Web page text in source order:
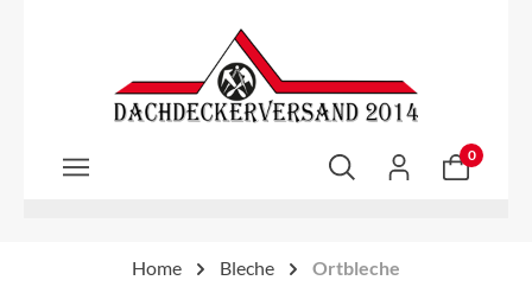
Zum Hauptinhalt springen
0
Home Bleche Ortbleche